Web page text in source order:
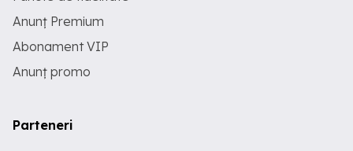
Anunț Premium
Abonament VIP
Anunț promo
Parteneri